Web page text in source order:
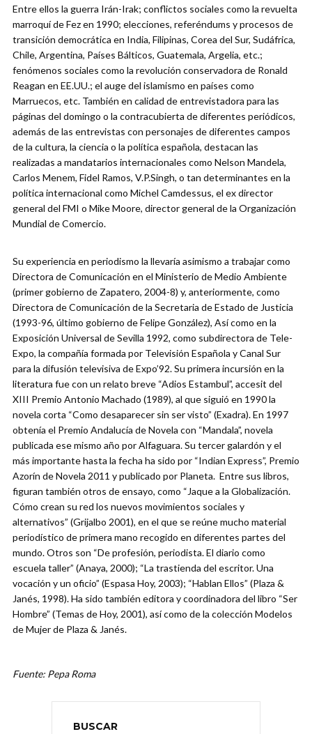
Entre ellos la guerra Irán-Irak; conflictos sociales como la revuelta
marroquí de Fez en 1990; elecciones, referéndums y procesos de
transición democrática en India, Filipinas, Corea del Sur, Sudáfrica,
Chile, Argentina, Países Bálticos, Guatemala, Argelia, etc.;
fenómenos sociales como la revolución conservadora de Ronald
Reagan en EE.UU.; el auge del islamismo en países como
Marruecos, etc. También en calidad de entrevistadora para las
páginas del domingo o la contracubierta de diferentes periódicos,
además de las entrevistas con personajes de diferentes campos
de la cultura, la ciencia o la política española, destacan las
realizadas a mandatarios internacionales como Nelson Mandela,
Carlos Menem, Fidel Ramos, V.P.Singh, o tan determinantes en la
política internacional como Michel Camdessus, el ex director
general del FMI o Mike Moore, director general de la Organización
Mundial de Comercio.
Su experiencia en periodismo la llevaría asimismo a trabajar como
Directora de Comunicación en el Ministerio de Medio Ambiente
(primer gobierno de Zapatero, 2004-8) y, anteriormente, como
Directora de Comunicación de la Secretaria de Estado de Justicia
(1993-96, último gobierno de Felipe González), Así como en la
Exposición Universal de Sevilla 1992, como subdirectora de Tele-
Expo, la compañía formada por Televisión Española y Canal Sur
para la difusión televisiva de Expo’92. Su primera incursión en la
literatura fue con un relato breve “Adios Estambul”, accesit del
XIII Premio Antonio Machado (1989), al que siguió en 1990 la
novela corta “Como desaparecer sin ser visto” (Exadra). En 1997
obtenía el Premio Andalucía de Novela con “Mandala”, novela
publicada ese mismo año por Alfaguara. Su tercer galardón y el
más importante hasta la fecha ha sido por “Indian Express”, Premio
Azorín de Novela 2011 y publicado por Planeta. Entre sus libros,
figuran también otros de ensayo, como “Jaque a la Globalización.
Cómo crean su red los nuevos movimientos sociales y
alternativos” (Grijalbo 2001), en el que se reúne mucho material
periodístico de primera mano recogido en diferentes partes del
mundo. Otros son “De profesión, periodista. El diario como
escuela taller” (Anaya, 2000); “La trastienda del escritor. Una
vocación y un oficio” (Espasa Hoy, 2003); “Hablan Ellos” (Plaza &
Janés, 1998). Ha sido también editora y coordinadora del libro “Ser
Hombre” (Temas de Hoy, 2001), así como de la colección Modelos
de Mujer de Plaza & Janés.
Fuente: Pepa Roma
BUSCAR